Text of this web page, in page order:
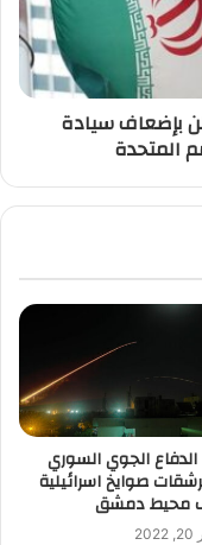
بإضعاف سيادة
المتحدة
الجوي السوري
صوايخ اسرائيلية
محيط دمشق